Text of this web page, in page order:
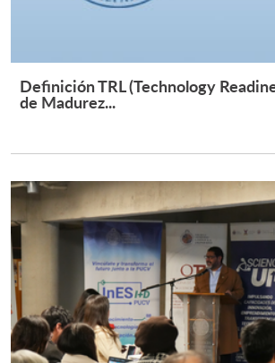
Definición TRL (Technology
de Madurez...